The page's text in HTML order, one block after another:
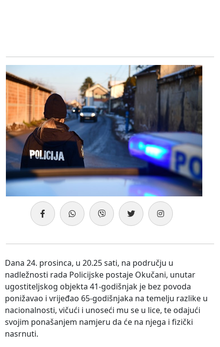
Dana 24. prosinca, u 20.25 sati, na području u
nadležnosti rada Policijske postaje Okučani, unutar
ugostiteljskog objekta 41-godišnjak je bez povoda
ponižavao i vrijeđao 65-godišnjaka na temelju razlike u
nacionalnosti, vičući i unoseći mu se u lice, te odajući
svojim ponašanjem namjeru da će na njega i fizički
nasrnuti.